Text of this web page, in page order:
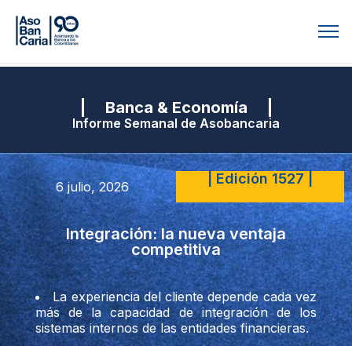
| Banca & Economía |
Informe Semanal de Asobancaria
6 julio, 2026 | Edición 1527 |
Integración: la nueva ventaja
competitiva
La experiencia del cliente depende cada vez
más de la capacidad de integración de los
sistemas internos de las entidades financieras.